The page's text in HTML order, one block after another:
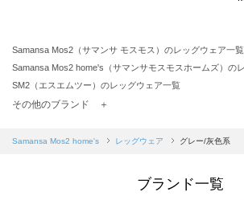
Samansa Mos2（サマンサ モスモス）のレッグウェア一覧
Samansa Mos2 home's（サマンサモスモスホームズ）の
SM2（エスエムツー）のレッグウェア一覧
TSUHARU by Samansa Mos2（ツハルバイサマンサモス
Samansa Mos2 blue（サマンサモスモス ブルー）のレッグ
sō4ū（ソウフォーユー）のレッグウェア一覧
その他のブランド ＋
Samansa Mos2 home's レッグウェア グレー/灰色系
ブランド一覧